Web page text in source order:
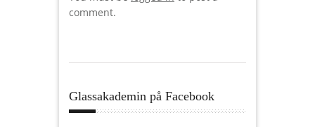
comment.
Glassakademin på Facebook